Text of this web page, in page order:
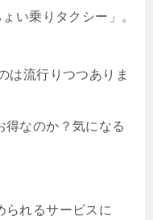
い乗りタクシー」。
は流行りつつありま
得なのか？気になる
られるサービスに